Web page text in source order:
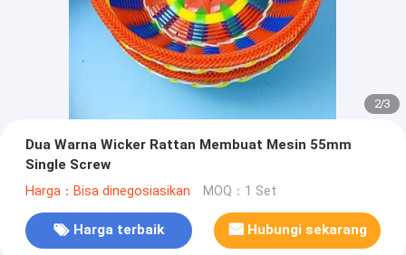
2/3
Dua Warna Wicker Rattan Membuat Mesin 55mm
Single Screw
Harga：Bisa dinegosiasikan MOQ：1 Set
Harga terbaik Hubungi sekarang